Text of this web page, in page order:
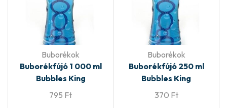
Buborékok
Buborékfújó 1 000 ml
Bubbles King
795 Ft
Buborékok
Buborékfújó 250 ml
Bubbles King
370 Ft